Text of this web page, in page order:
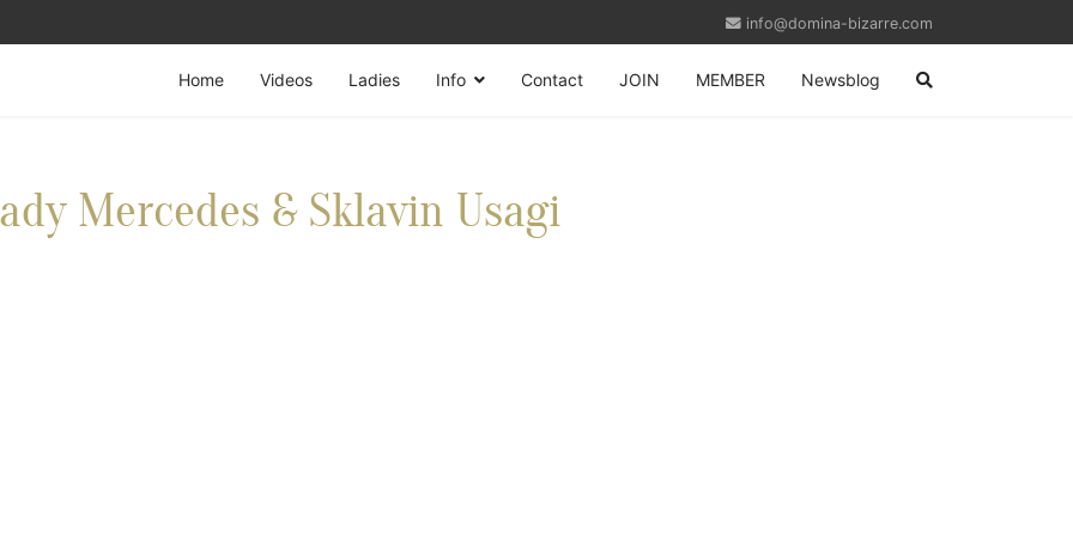
info@domina-bizarre.com
Home Videos Ladies Info Contact JOIN MEMBER Newsblog
Mercedes & Sklavin Usagi